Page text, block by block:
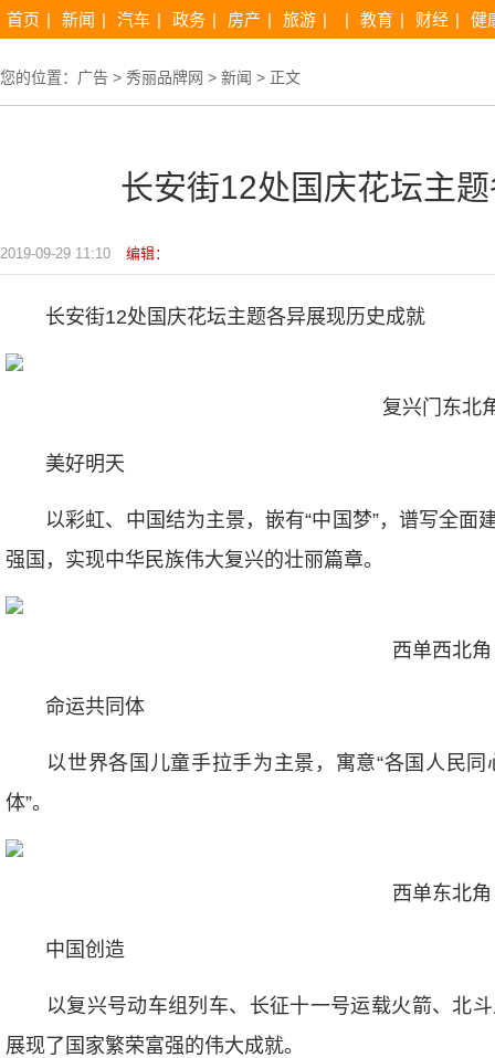
首页 | 新闻 | 汽车 | 政务 | 房产 | 旅游 | | 教育 | 财经 | 健
您的位置： 广告 > 秀丽品牌网 > 新闻 > 正文
长安街12处国庆花坛主
2019-09-29 11:10 编辑：
长安街12处国庆花坛主题各异展现历史成就
复兴门东北
美好明天
以彩虹、中国结为主景，嵌有“中国梦”，谱写全面
强国，实现中华民族伟大复兴的壮丽篇章。
西单西北角
命运共同体
以世界各国儿童手拉手为主景，寓意“各国人民同
体”。
西单东北角
中国创造
以复兴号动车组列车、长征十一号运载火箭、北斗
展现了国家繁荣富强的伟大成就。